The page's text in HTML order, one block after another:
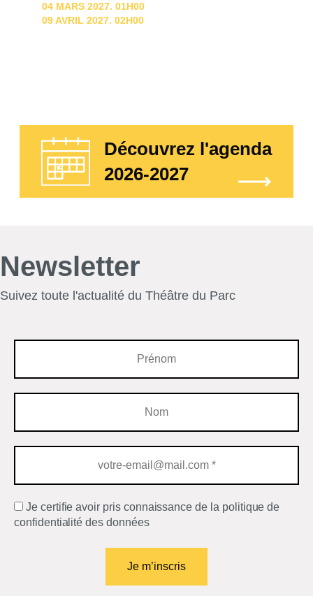
04 MARS 2027. 01H00
09 AVRIL 2027. 02H00
Découvrez l'agenda
2026-2027
Newsletter
Suivez toute l'actualité du Théâtre du Parc
Je certifie avoir pris connaissance de la politique de
confidentialité des données